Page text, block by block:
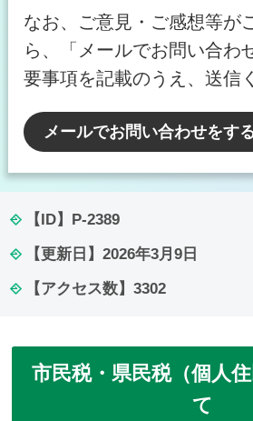
なお、ご意見・ご感想等が
ら、「メールでお問い合わ
要事項を記載のうえ、送信
メールでお問い合わせをす
【ID】 P-2389
【更新日】 2026年3月9日
【アクセス数】 3302
市民税・県民税（個人
て